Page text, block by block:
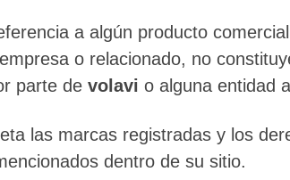
a algún producto
o relacionado, no
parte de volavi o alguna entidad
las marcas registradas y los
dentro de su sitio.